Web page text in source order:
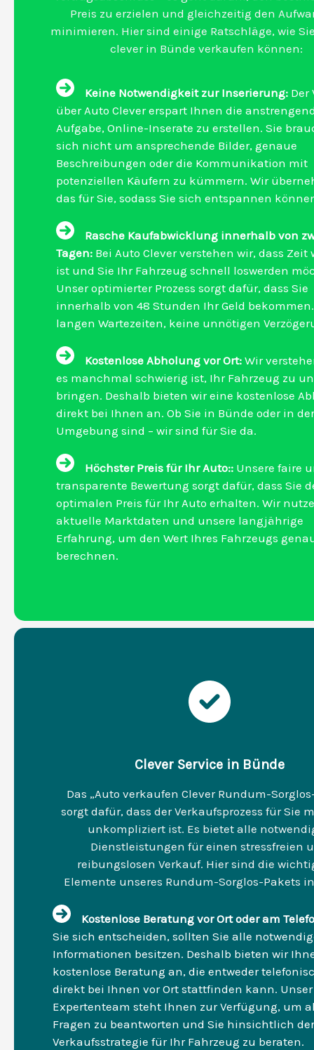
Preis zu erzielen und gleichzeitig den
minimieren. Hier sind einige Ratschläge, wie
clever in Bünde verkaufen können:
Keine Notwendigkeit zur Inserierung: Der
über Auto Clever erspart Ihnen die
Aufgabe, Online-Inserate zu erstellen. Sie
sich nicht um ansprechende Bilder, genaue
Beschreibungen oder die Kommunikation mit
potenziellen Käufern zu kümmern. Wir
das für Sie, sodass Sie sich entspannen
Rasche Kaufabwicklung innerhalb von
Tagen: Bei Auto Clever verstehen wir, dass Zeit
ist und Sie Ihr Fahrzeug schnell loswerden
Unser optimierter Prozess sorgt dafür, dass Sie
innerhalb von 48 Stunden Ihr Geld
langen Wartezeiten, keine unnötigen
Kostenlose Abholung vor Ort: Wir
es manchmal schwierig ist, Ihr Fahrzeug zu
bringen. Deshalb bieten wir eine kostenlose
direkt bei Ihnen an. Ob Sie in Bünde oder in der
Umgebung sind – wir sind für Sie da.
Höchster Preis für Ihr Auto:: Unsere faire
transparente Bewertung sorgt dafür, dass Sie
optimalen Preis für Ihr Auto erhalten. Wir
aktuelle Marktdaten und unsere langjährige
Erfahrung, um den Wert Ihres Fahrzeugs
berechnen.
Clever Service in Bünde
Das „Auto verkaufen Clever Rundum-
sorgt dafür, dass der Verkaufsprozess für Sie
unkompliziert ist. Es bietet alle
Dienstleistungen für einen stressfreien
reibungslosen Verkauf. Hier sind die
Elemente unseres Rundum-Sorglos-Pakets
Kostenlose Beratung vor Ort oder am
Sie sich entscheiden, sollten Sie alle
Informationen besitzen. Deshalb bieten wir
kostenlose Beratung an, die entweder
direkt bei Ihnen vor Ort stattfinden kann. Unser
Expertenteam steht Ihnen zur Verfügung, um
Fragen zu beantworten und Sie hinsichtlich
Verkaufsstrategie für Ihr Fahrzeug zu beraten.